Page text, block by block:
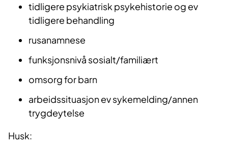
tidligere psykiatrisk psykehistorie og ev
tidligere behandling
rusanamnese
funksjonsnivå sosialt/familiært
omsorg for barn
arbeidssituasjon ev sykemelding/annen
trygdeytelse
Husk: